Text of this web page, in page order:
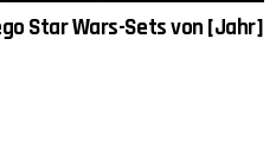
Star Wars-Sets von [Jahr]